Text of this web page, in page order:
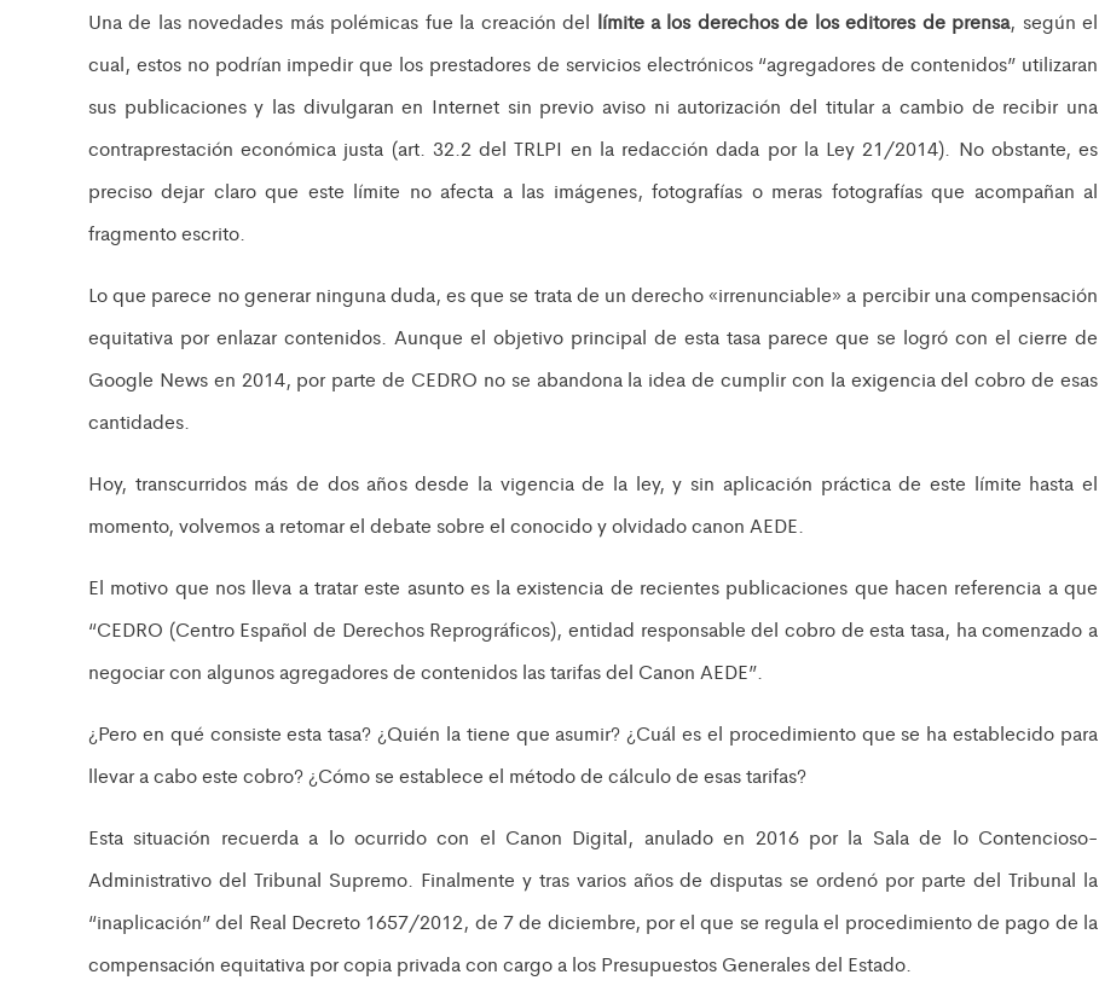
Una de las novedades más polémicas fue la creación del límite a los derechos de los editores de prensa, según el
cual, estos no podrían impedir que los prestadores de servicios electrónicos “agregadores de contenidos” utilizaran
sus publicaciones y las divulgaran en Internet sin previo aviso ni autorización del titular a cambio de recibir una
contraprestación económica justa (art. 32.2 del TRLPI en la redacción dada por la Ley 21/2014). No obstante, es
preciso dejar claro que este límite no afecta a las imágenes, fotografías o meras fotografías que acompañan al
fragmento escrito.
Lo que parece no generar ninguna duda, es que se trata de un derecho «irrenunciable» a percibir una compensación
equitativa por enlazar contenidos. Aunque el objetivo principal de esta tasa parece que se logró con el cierre de
Google News en 2014, por parte de CEDRO no se abandona la idea de cumplir con la exigencia del cobro de esas
cantidades.
Hoy, transcurridos más de dos años desde la vigencia de la ley, y sin aplicación práctica de este límite hasta el
momento, volvemos a retomar el debate sobre el conocido y olvidado canon AEDE.
El motivo que nos lleva a tratar este asunto es la existencia de recientes publicaciones que hacen referencia a que
“CEDRO (Centro Español de Derechos Reprográficos), entidad responsable del cobro de esta tasa, ha comenzado a
negociar con algunos agregadores de contenidos las tarifas del Canon AEDE”.
¿Pero en qué consiste esta tasa? ¿Quién la tiene que asumir? ¿Cuál es el procedimiento que se ha establecido para
llevar a cabo este cobro? ¿Cómo se establece el método de cálculo de esas tarifas?
Esta situación recuerda a lo ocurrido con el Canon Digital, anulado en 2016 por la Sala de lo Contencioso-
Administrativo del Tribunal Supremo. Finalmente y tras varios años de disputas se ordenó por parte del Tribunal la
“inaplicación” del Real Decreto 1657/2012, de 7 de diciembre, por el que se regula el procedimiento de pago de la
compensación equitativa por copia privada con cargo a los Presupuestos Generales del Estado.